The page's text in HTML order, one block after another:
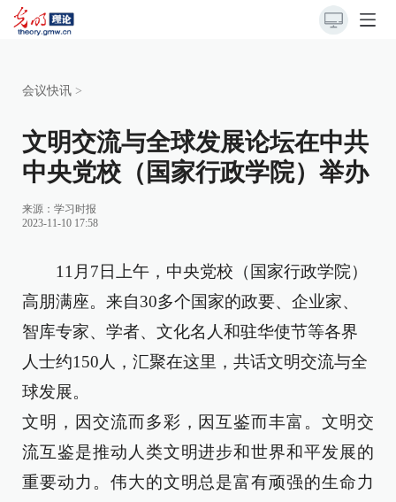
会议快讯 >
文明交流与全球发展论坛在中共
中央党校（国家行政学院）举办
来源： 学习时报
2023-11-10 17:58
11月7日上午，中央党校（国家行政学院）
高朋满座。来自30多个国家的政要、企业家、
智库专家、学者、文化名人和驻华使节等各界
人士约150人，汇聚在这里，共话文明交流与全
球发展。
文明，因交流而多彩，因互鉴而丰富。文明交
流互鉴是推动人类文明进步和世界和平发展的
重要动力。伟大的文明总是富有顽强的生命力